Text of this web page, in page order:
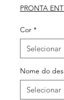
PRONTA
Cor *
Nome do